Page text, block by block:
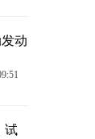
动
试